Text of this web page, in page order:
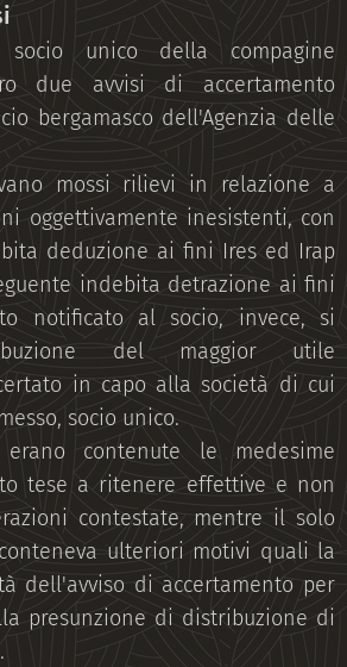
unico della compagine
due avvisi di accertamento
bergamasco dell'Agenzia delle
mossi rilievi in relazione a
oggettivamente inesistenti, con
deduzione ai fini Ires ed Irap
indebita detrazione ai fini
notificato al socio, invece, si
del maggior utile
in capo alla società di cui
socio unico.
contenute le medesime
tese a ritenere effettive e non
contestate, mentre il solo
ulteriori motivi quali la
dell'avviso di accertamento per
presunzione di distribuzione di